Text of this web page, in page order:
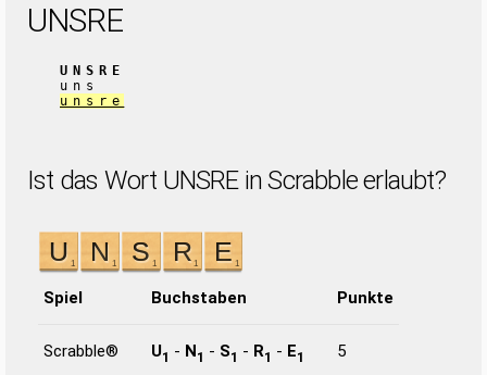
UNSRE
UNSRE
uns
unsre
Ist das Wort UNSRE in Scrabble erlaubt?
Spiel Buchstaben Punkte
Scrabble® U1 - N1 - S1 - R1 - E1 5